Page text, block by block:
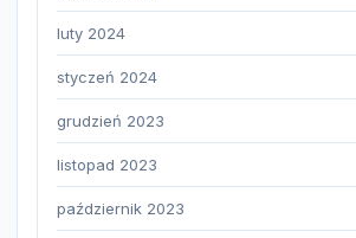
luty 2024
styczeń 2024
grudzień 2023
listopad 2023
październik 2023